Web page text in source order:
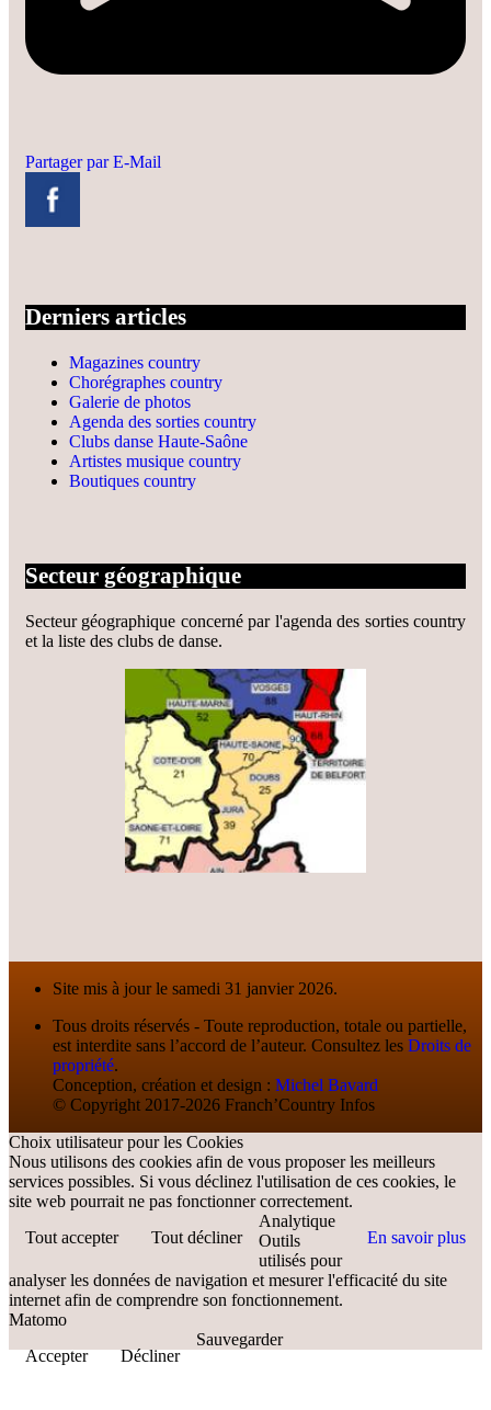
Partager par E-Mail
Derniers articles
Magazines country
Chorégraphes country
Galerie de photos
Agenda des sorties country
Clubs danse Haute-Saône
Artistes musique country
Boutiques country
Secteur géographique
Secteur géographique concerné par l'agenda des sorties country
et la liste des clubs de danse.
Site mis à jour le samedi 31 janvier 2026.
Tous droits réservés - Toute reproduction, totale ou partielle,
est interdite sans l’accord de l’auteur. Consultez les Droits de
propriété.
Conception, création et design : Michel Bavard
© Copyright 2017-2026 Franch’Country Infos
Choix utilisateur pour les Cookies
Nous utilisons des cookies afin de vous proposer les meilleurs
services possibles. Si vous déclinez l'utilisation de ces cookies, le
site web pourrait ne pas fonctionner correctement.
Tout accepter
Tout décliner En savoir plus
Analytique
Outils
utilisés pour
analyser les données de navigation et mesurer l'efficacité du site
internet afin de comprendre son fonctionnement.
Matomo
Accepter
Décliner
Sauvegarder